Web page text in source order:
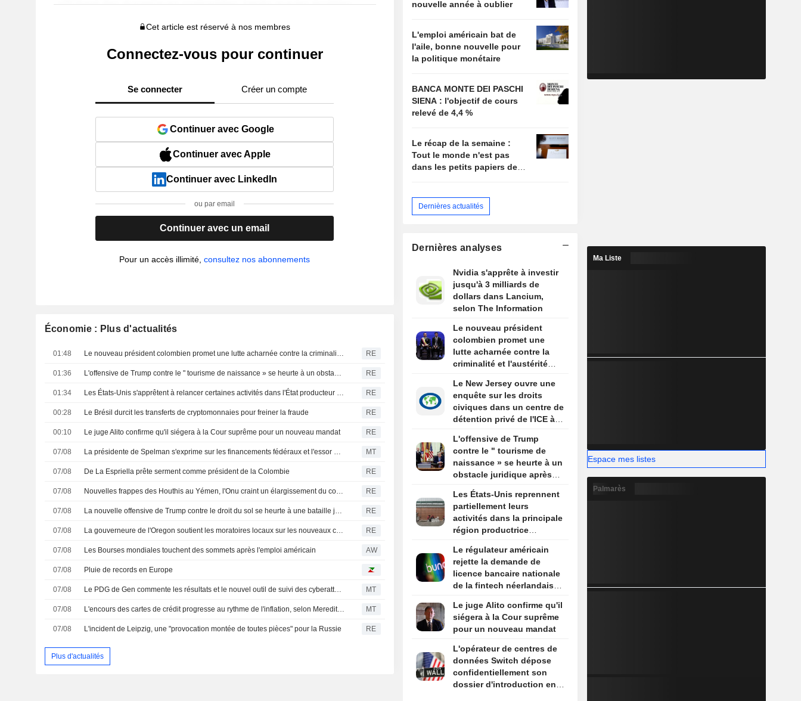
Cet article est réservé à nos membres
Connectez-vous pour continuer
Se connecter Créer un compte
Continuer avec Google
Continuer avec Apple
Continuer avec LinkedIn
ou par email
Continuer avec un email
Pour un accès illimité,consultez nos abonnements
Économie : Plus d'actualités
01:48 Le nouveau président colombien promet une lutte acharnée contre la criminalité et l'austérité budgétaire lors de son discours d'investiture RE
01:36 L'offensive de Trump contre le " tourisme de naissance » se heurte à un obstacle juridique après un arrêt de la Cour suprême RE
01:34 Les États-Unis s'apprêtent à relancer certaines activités dans l'État producteur d'avocats au Mexique RE
00:28 Le Brésil durcit les transferts de cryptomonnaies pour freiner la fraude RE
00:10 Le juge Alito confirme qu'il siégera à la Cour suprême pour un nouveau mandat RE
07/08 La présidente de Spelman s'exprime sur les financements fédéraux et l'essor de l'IA MT
07/08 De La Espriella prête serment comme président de la Colombie RE
07/08 Nouvelles frappes des Houthis au Yémen, l'Onu craint un élargissement du conflit RE
07/08 La nouvelle offensive de Trump contre le droit du sol se heurte à une bataille juridique complexe RE
07/08 La gouverneure de l'Oregon soutient les moratoires locaux sur les nouveaux centres de données en attendant une révision législative RE
07/08 Les Bourses mondiales touchent des sommets après l'emploi américain AW
07/08 Pluie de records en Europe
07/08 Le PDG de Gen commente les résultats et le nouvel outil de suivi des cyberattaques MT
07/08 L'encours des cartes de crédit progresse au rythme de l'inflation, selon Meredith Whitney MT
07/08 L'incident de Leipzig, une "provocation montée de toutes pièces" pour la Russie RE
Plus d'actualités
nouvelle année à oublier
L'emploi américain bat de
l'aile, bonne nouvelle pour
la politique monétaire
BANCA MONTE DEI PASCHI
SIENA : l'objectif de cours
relevé de 4,4 %
Le récap de la semaine :
Tout le monde n'est pas
dans les petits papiers de
Dernières actualités
Dernières analyses
Nvidia s'apprête à investir
jusqu'à 3 milliards de
dollars dans Lancium,
selon The Information
Le nouveau président
colombien promet une
lutte acharnée contre la
criminalité et l'austérité
discours d'investiture
Le New Jersey ouvre une
enquête sur les droits
civiques dans un centre de
détention privé de l'ICE à
L'offensive de Trump
contre le " tourisme de
naissance » se heurte à un
obstacle juridique après
suprême
Les États-Unis reprennent
partiellement leurs
activités dans la principale
région productrice
Le régulateur américain
rejette la demande de
licence bancaire nationale
de la fintech néerlandaise
Le juge Alito confirme qu'il
siégera à la Cour suprême
pour un nouveau mandat
L'opérateur de centres de
données Switch dépose
confidentiellement son
dossier d'introduction en
Ma Liste
Espace mes listes
Palmarès